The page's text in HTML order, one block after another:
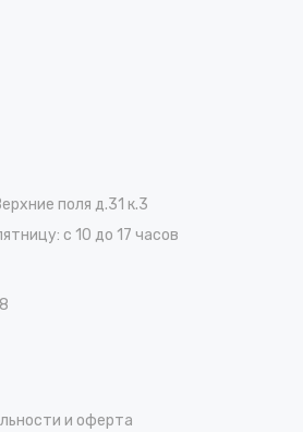
поля д.31 к.3
с 10 до 17 часов
и оферта